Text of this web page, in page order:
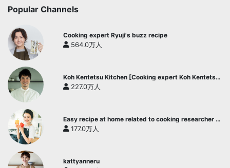
Popular Channels
Cooking expert Ryuji's buzz recipe
564.0万人
Koh Kentetsu Kitchen [Cooking expert Koh Kentetsu
official channel]
227.0万人
Easy recipe at home related to cooking researcher /
Yukari's Kitchen
177.0万人
kattyanneru